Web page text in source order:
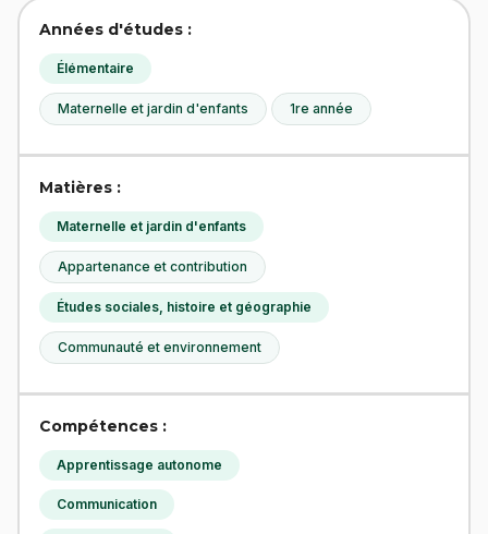
Années d'études :
Élémentaire
Maternelle et jardin d'enfants 1re année
Matières :
Maternelle et jardin d'enfants
Appartenance et contribution
Études sociales, histoire et géographie
Communauté et environnement
Compétences :
Apprentissage autonome
Communication